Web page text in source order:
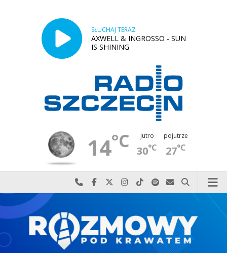
SŁUCHAJ TERAZ
AXWELL & INGROSSO - SUN
IS SHINING
14°C jutro
30°C
pojutrze
27°C
Najlepiej po prostu do nas zadzwoń
Odwiedź nas na Facebook-u
Odwiedź nas na X
Odwiedź nas na Instagram-ie
Odwiedź nas na TikTok-u
Szukaj nas na Spotify
Wyślij do nas
Szukaj